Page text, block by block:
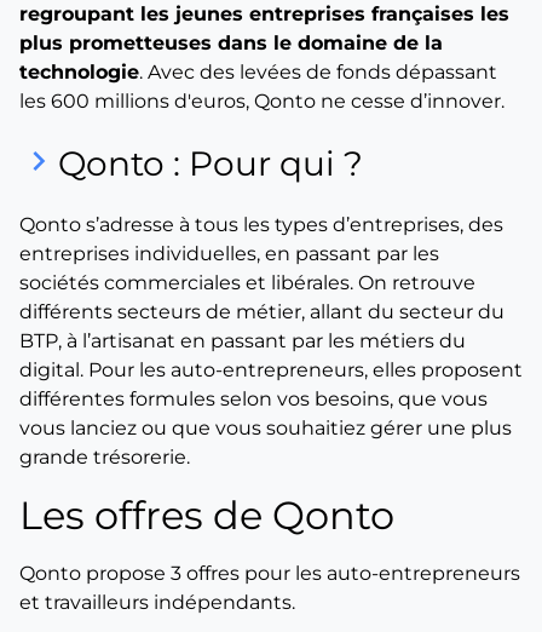
regroupant les jeunes entreprises françaises les
plus prometteuses dans le domaine de la
technologie. Avec des levées de fonds dépassant
les 600 millions d'euros, Qonto ne cesse d’innover.
keyboard_arrow_right Qonto : Pour qui ?
Qonto s’adresse à tous les types d’entreprises, des
entreprises individuelles, en passant par les
sociétés commerciales et libérales. On retrouve
différents secteurs de métier, allant du secteur du
BTP, à l’artisanat en passant par les métiers du
digital. Pour les auto-entrepreneurs, elles proposent
différentes formules selon vos besoins, que vous
vous lanciez ou que vous souhaitiez gérer une plus
grande trésorerie.
Les offres de Qonto
Qonto propose 3 offres pour les auto-entrepreneurs
et travailleurs indépendants.